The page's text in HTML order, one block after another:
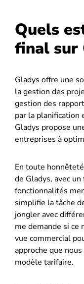
Quels
final sur
Gladys offre une
la gestion des
gestion des
par la planification
Gladys propose
entreprises à
En toute
de Gladys, avec
fonctionnalités
simplifie la tâche
jongler avec
me demande si ce
vue commercial
approche que
modèle tarifaire.